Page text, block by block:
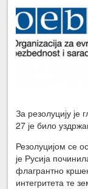
За резолуцију
27 је било
Резолуцијом се
је Русија
флагрантно
интегритета те